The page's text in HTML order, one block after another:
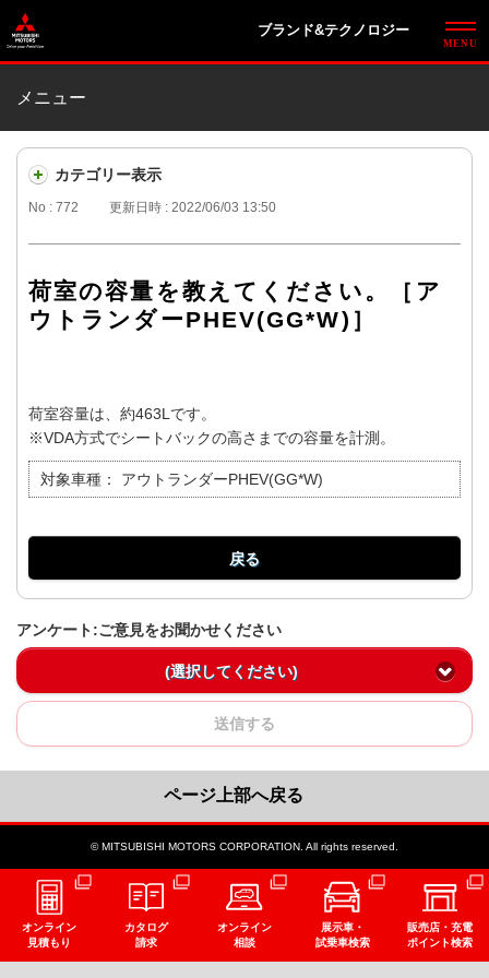
ブランド&テクノロジー
メニュー
カテゴリー表示
No : 772 更新日時 : 2022/06/03 13:50
荷室の容量を教えてください。［ア
ウトランダーPHEV(GG*W)］
荷室容量は、約463Lです。
※VDA方式でシートバックの高さまでの容量を計測。
対象車種： アウトランダーPHEV(GG*W)
戻る
アンケート:ご意見をお聞かせください
(選択してください)
送信する
ページ上部へ戻る
© MITSUBISHI MOTORS CORPORATION. All rights reserved.
オンライン
見積もり
カタログ
請求
オンライン
相談
展示車・
試乗車検索
販売店・充電
ポイント検索